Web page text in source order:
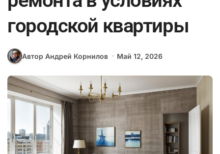
городской квартиры
Автор Андрей Корнилов Май 12, 2026